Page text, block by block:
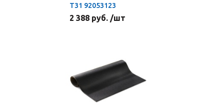
Т31 92053123
2 388 руб. /шт